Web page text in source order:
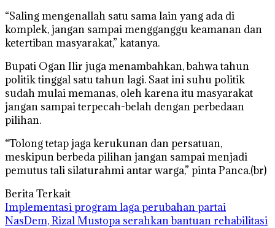
“Saling mengenallah satu sama lain yang ada di
komplek, jangan sampai mengganggu keamanan dan
ketertiban masyarakat,” katanya.
Bupati Ogan Ilir juga menambahkan, bahwa tahun
politik tinggal satu tahun lagi. Saat ini suhu politik
sudah mulai memanas, oleh karena itu masyarakat
jangan sampai terpecah-belah dengan perbedaan
pilihan.
“Tolong tetap jaga kerukunan dan persatuan,
meskipun berbeda pilihan jangan sampai menjadi
pemutus tali silaturahmi antar warga,” pinta Panca.(br)
Berita Terkait
Implementasi program laga perubahan partai
NasDem, Rizal Mustopa serahkan bantuan rehabilitasi